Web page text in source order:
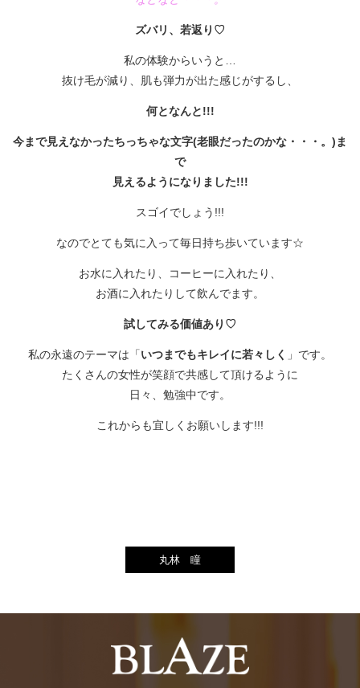
ズバリ、若返り♡
私の体験からいうと…
抜け毛が減り、肌も弾力が出た感じがするし、
何となんと!!!
今まで見えなかったちっちゃな文字(老眼だったのかな・・・。)ま
で
見えるようになりました!!!
スゴイでしょう!!!
なのでとても気に入って毎日持ち歩いています☆
お水に入れたり、コーヒーに入れたり、
お酒に入れたりして飲んでます。
試してみる価値あり♡
私の永遠のテーマは「いつまでもキレイに若々しく 」です。
たくさんの女性が笑顔で共感して頂けるように
日々、勉強中です。
これからも宜しくお願いします!!!
丸林 瞳